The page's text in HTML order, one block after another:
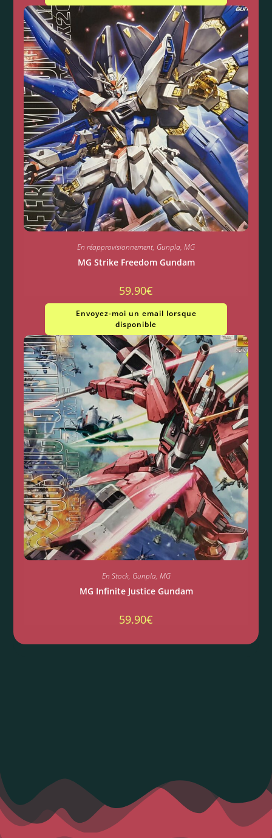
En réapprovisionnement, Gunpla, MG
MG Strike Freedom Gundam
59.90€
Envoyez-moi un email lorsque
disponible
En Stock, Gunpla, MG
MG Infinite Justice Gundam
59.90€